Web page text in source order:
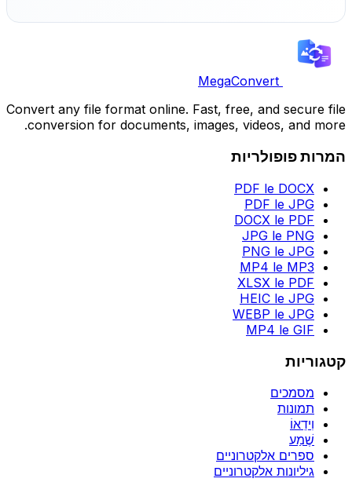
MegaConvert
Convert any file format online. Fast, free, and secure file
conversion for documents, images, videos, and more.
המרות פופולריות
PDF le DOCX
PDF le JPG
DOCX le PDF
JPG le PNG
PNG le JPG
MP4 le MP3
XLSX le PDF
HEIC le JPG
WEBP le JPG
MP4 le GIF
קטגוריות
מסמכים
תמונות
וִידֵאוֹ
שֶׁמַע
ספרים אלקטרוניים
גיליונות אלקטרוניים